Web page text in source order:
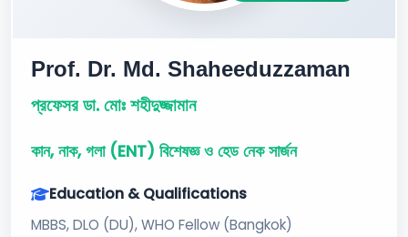
Prof. Dr. Md. Shaheeduzzaman
প্রফেসর ডা. মোঃ শহীদুজ্জামান
কান, নাক, গলা (ENT) বিশেষজ্ঞ ও হেড নেক সার্জন
Education & Qualifications
MBBS, DLO (DU), WHO Fellow (Bangkok)